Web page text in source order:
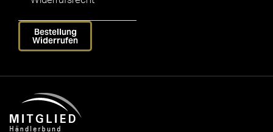
Bestellung
Widerrufen